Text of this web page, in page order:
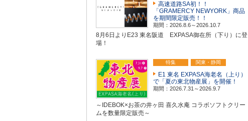
高速道路SA初！！
「GRAMERCY NEWYORK」商品
を期間限定販売！！
期間：2026.8.6～2026.10.7
8月6日よりE23 東名阪道 EXPASA御在所（下り）に登
場！
特集 関東・静岡
E1 東名 EXPASA海老名（上り）
で「夏の東北物産展」を開催！
期間：2026.7.31～2026.9.7
～IDEBOK×お茶の井ヶ田 喜久水庵 コラボソフトクリー
ムを数量限定販売～